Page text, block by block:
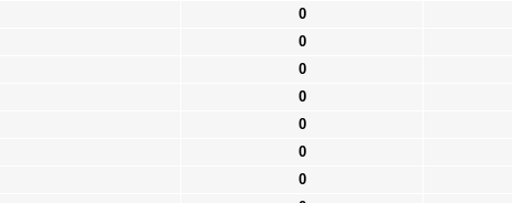
0
0
0
0
0
0
0